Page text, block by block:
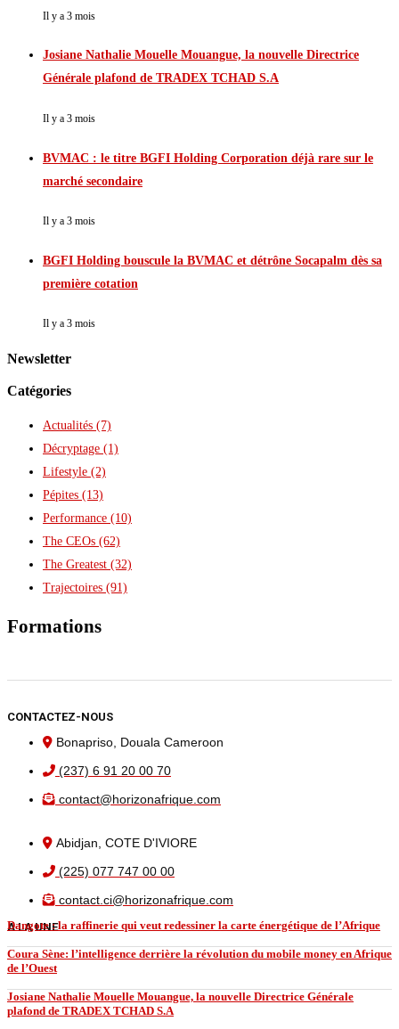
Il y a 3 mois
Josiane Nathalie Mouelle Mouangue, la nouvelle Directrice
Générale plafond de TRADEX TCHAD S.A
Il y a 3 mois
BVMAC : le titre BGFI Holding Corporation déjà rare sur le
marché secondaire
Il y a 3 mois
BGFI Holding bouscule la BVMAC et détrône Socapalm dès sa
première cotation
Il y a 3 mois
Newsletter
Catégories
Actualités (7)
Décryptage (1)
Lifestyle (2)
Pépites (13)
Performance (10)
The CEOs (62)
The Greatest (32)
Trajectoires (91)
Formations
CONTACTEZ-NOUS
Bonapriso, Douala Cameroon
(237) 6 91 20 00 70
contact@horizonafrique.com
Abidjan, COTE D'IVIORE
(225) 077 747 00 00
contact.ci@horizonafrique.com
A LA UNE
Dangote : la raffinerie qui veut redessiner la carte énergétique de l’Afrique
Coura Sène: l’intelligence derrière la révolution du mobile money en Afrique
de l’Ouest
Josiane Nathalie Mouelle Mouangue, la nouvelle Directrice Générale
plafond de TRADEX TCHAD S.A